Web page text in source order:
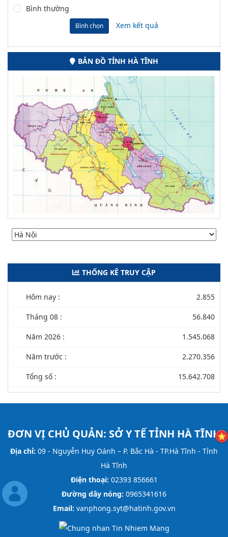
Bình thường
Bình chọn Xem kết quả
BẢN ĐỒ TỈNH HÀ TĨNH
THỐNG KÊ TRUY CẬP
Hôm nay : 2.855
Tháng 08 : 56.840
Năm 2026 : 1.545.068
Năm trước : 2.270.356
Tổng số : 15.642.708
ĐƠN VỊ CHỦ QUẢN: SỞ Y TẾ TỈNH HÀ TĨNH
Địa chỉ: 09 - Nguyễn Huy Oánh – P. Bắc Hà - TP.Hà Tĩnh - Tỉnh
Hà Tĩnh
Điện thoại: 02393 856661
Đường dây nóng: 0965341616
Email: vanphong.syt@hatinh.gov.vn